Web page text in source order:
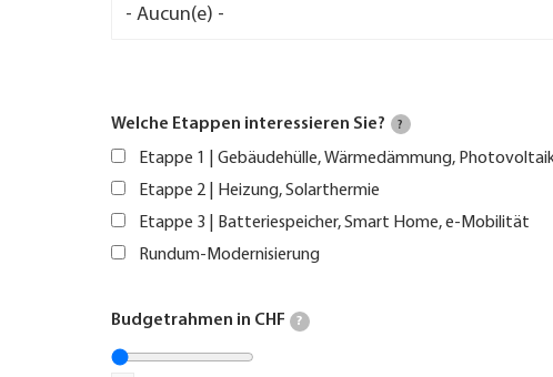
Welche Etappen interessieren Sie? ?
Etappe 1 | Gebäudehülle, Wärmedämmung,
Etappe 2 | Heizung, Solarthermie
Etappe 3 | Batteriespeicher, Smart Home, e-Mobilität
Rundum-Modernisierung
Budgetrahmen in CHF ?